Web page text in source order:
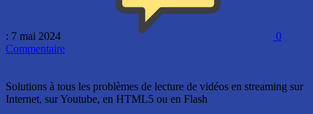
: 7 mai 2024
0
Commentaire
Solutions à tous les problèmes de lecture de vidéos en streaming sur
Internet, sur Youtube, en HTML5 ou en Flash